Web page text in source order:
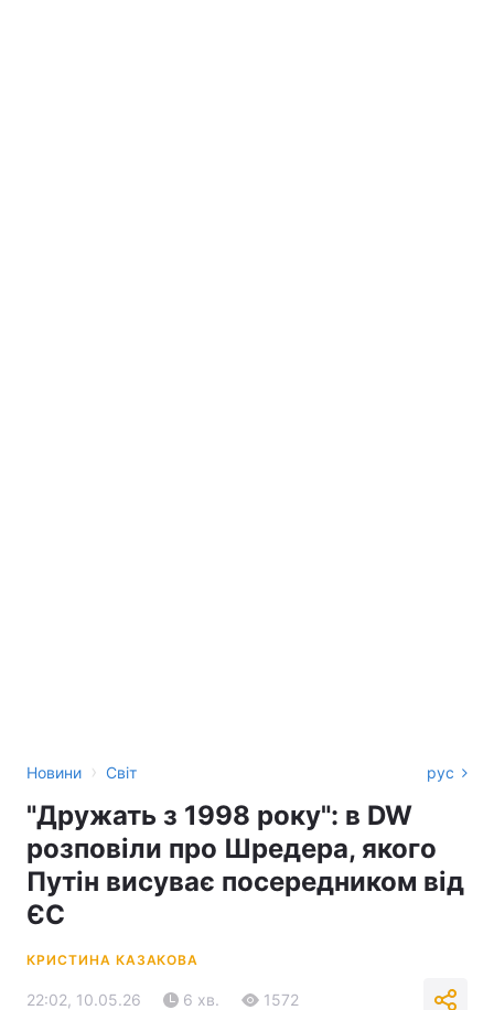
Новини › Світ рус
"Дружать з 1998 року": в DW
розповіли про Шредера, якого
Путін висуває посередником від
ЄС
КРИСТИНА КАЗАКОВА
22:02, 10.05.26 6 хв. 1572